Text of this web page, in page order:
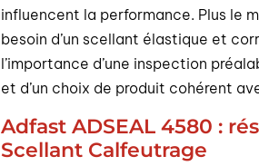
influencent la performance. Plus le
besoin d’un scellant élastique et
l’importance d’une inspection
et d’un choix de produit cohérent
Adfast ADSEAL 4580 :
Scellant Calfeutrage